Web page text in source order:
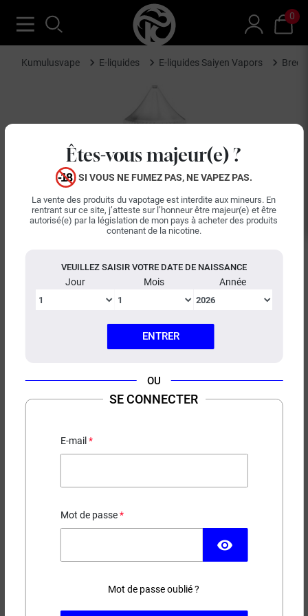
Êtes-vous majeur(e) ?
SI VOUS NE FUMEZ PAS, NE VAPEZ PAS.
La vente des produits du vapotage est interdite aux mineurs. En
rentrant sur ce site, j’atteste sur l’honneur être majeur(e) et être
autorisé(e) par la législation de mon pays à acheter des produits
contenant de la nicotine.
VEUILLEZ SAISIR VOTRE DATE DE NAISSANCE
Jour Mois Année
ENTRER
OU
SE CONNECTER
E-mail
Mot de passe
visibility
Mot de passe oublié ?
0
Kumulusvape E-liquides E-liquides Saiyen Vapors
E-LIQUIDE BREEZER SAIYEN
(8 avis)
Litchi - Raisin - Ananas
19,90 €
Taux de nicotine